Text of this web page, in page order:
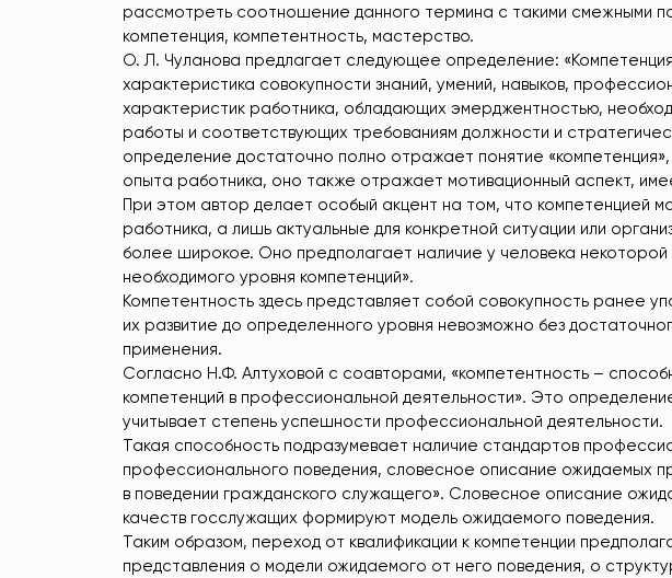
рассмотреть соотношение данного термина с такими смежными
компетенция, компетентность, мастерство.
О. Л. Чуланова предлагает следующее определение:
характеристика совокупности знаний, умений, навыков,
характеристик работника, обладающих эмерджентностью,
работы и соответствующих требованиям должности и
определение достаточно полно отражает понятие
опыта работника, оно также отражает мотивационный аспект,
При этом автор делает особый акцент на том, что компетенцией
работника, а лишь актуальные для конкретной ситуации или
более широкое. Оно предполагает наличие у человека некоторой
необходимого уровня компетенций».
Компетентность здесь представляет собой совокупность ранее
их развитие до определенного уровня невозможно без
применения.
Согласно Н.Ф. Алтуховой с соавторами, «компетентность –
компетенций в профессиональной деятельности». Это
учитывает степень успешности профессиональной деятельности.
Такая способность подразумевает наличие стандартов
профессионального поведения, словесное описание ожидаемых
в поведении гражданского служащего». Словесное описание
качеств госслужащих формируют модель ожидаемого поведения.
Таким образом, переход от квалификации к компетенции
представления о модели ожидаемого от него поведения, о